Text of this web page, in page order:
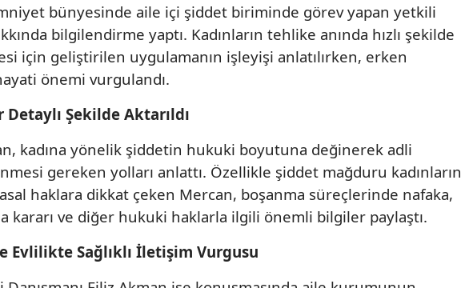
Siirt
Tekirdağ
Tokat
Trabzon
bünyesinde aile içi şiddet biriminde görev yapan yetkili
bilgilendirme yaptı. Kadınların tehlike anında hızlı şekilde
için geliştirilen uygulamanın işleyişi anlatılırken, erken
önemi vurgulandı.
Şekilde Aktarıldı
kadına yönelik şiddetin hukuki boyutuna değinerek adli
gereken yolları anlattı. Özellikle şiddet mağduru kadınların
haklara dikkat çeken Mercan, boşanma süreçlerinde nafaka,
kararı ve diğer hukuki haklarla ilgili önemli bilgiler paylaştı.
Evlilikte Sağlıklı İletişim Vurgusu